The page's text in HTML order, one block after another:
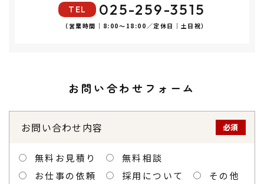
TEL 025-259-3515
（営業時間｜8:00～18:00／定休日｜土日祝）
お問い合わせフォーム
お問い合わせ内容 必須
無料お見積り
無料相談
お仕事の依頼
採用について その他